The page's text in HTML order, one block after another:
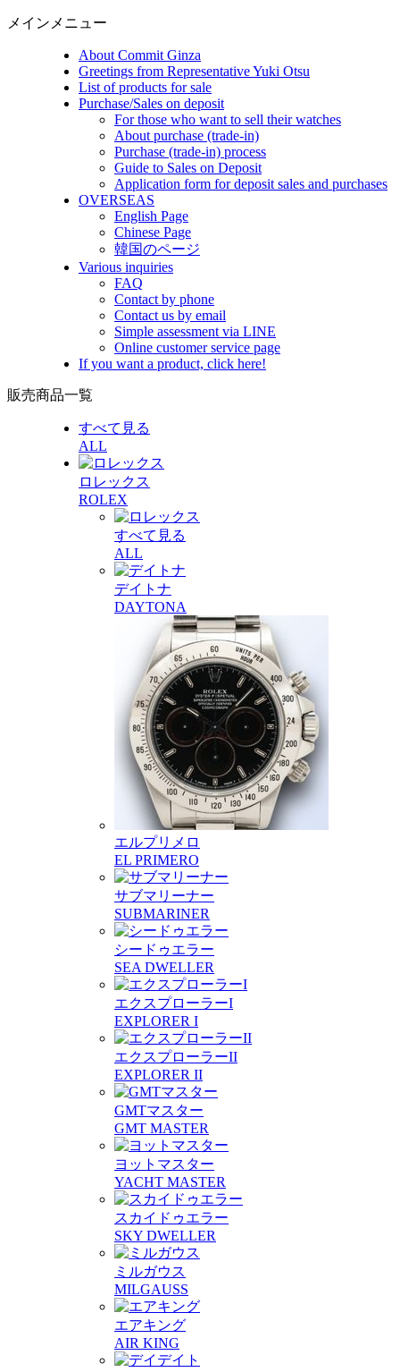
メインメニュー
About Commit Ginza
Greetings from Representative Yuki Otsu
List of products for sale
Purchase/Sales on deposit
For those who want to sell their watches
About purchase (trade-in)
Purchase (trade-in) process
Guide to Sales on Deposit
Application form for deposit sales and purchases
OVERSEAS
English Page
Chinese Page
韓国のページ
Various inquiries
FAQ
Contact by phone
Contact us by email
Simple assessment via LINE
Online customer service page
If you want a product, click here!
販売商品一覧
すべて見る
ALL
ロレックス
ROLEX
すべて見る
ALL
デイトナ
DAYTONA
エルプリメロ
EL PRIMERO
サブマリーナー
SUBMARINER
シードゥエラー
SEA DWELLER
エクスプローラーI
EXPLORER I
エクスプローラーII
EXPLORER II
GMTマスター
GMT MASTER
ヨットマスター
YACHT MASTER
スカイドゥエラー
SKY DWELLER
ミルガウス
MILGAUSS
エアキング
AIR KING